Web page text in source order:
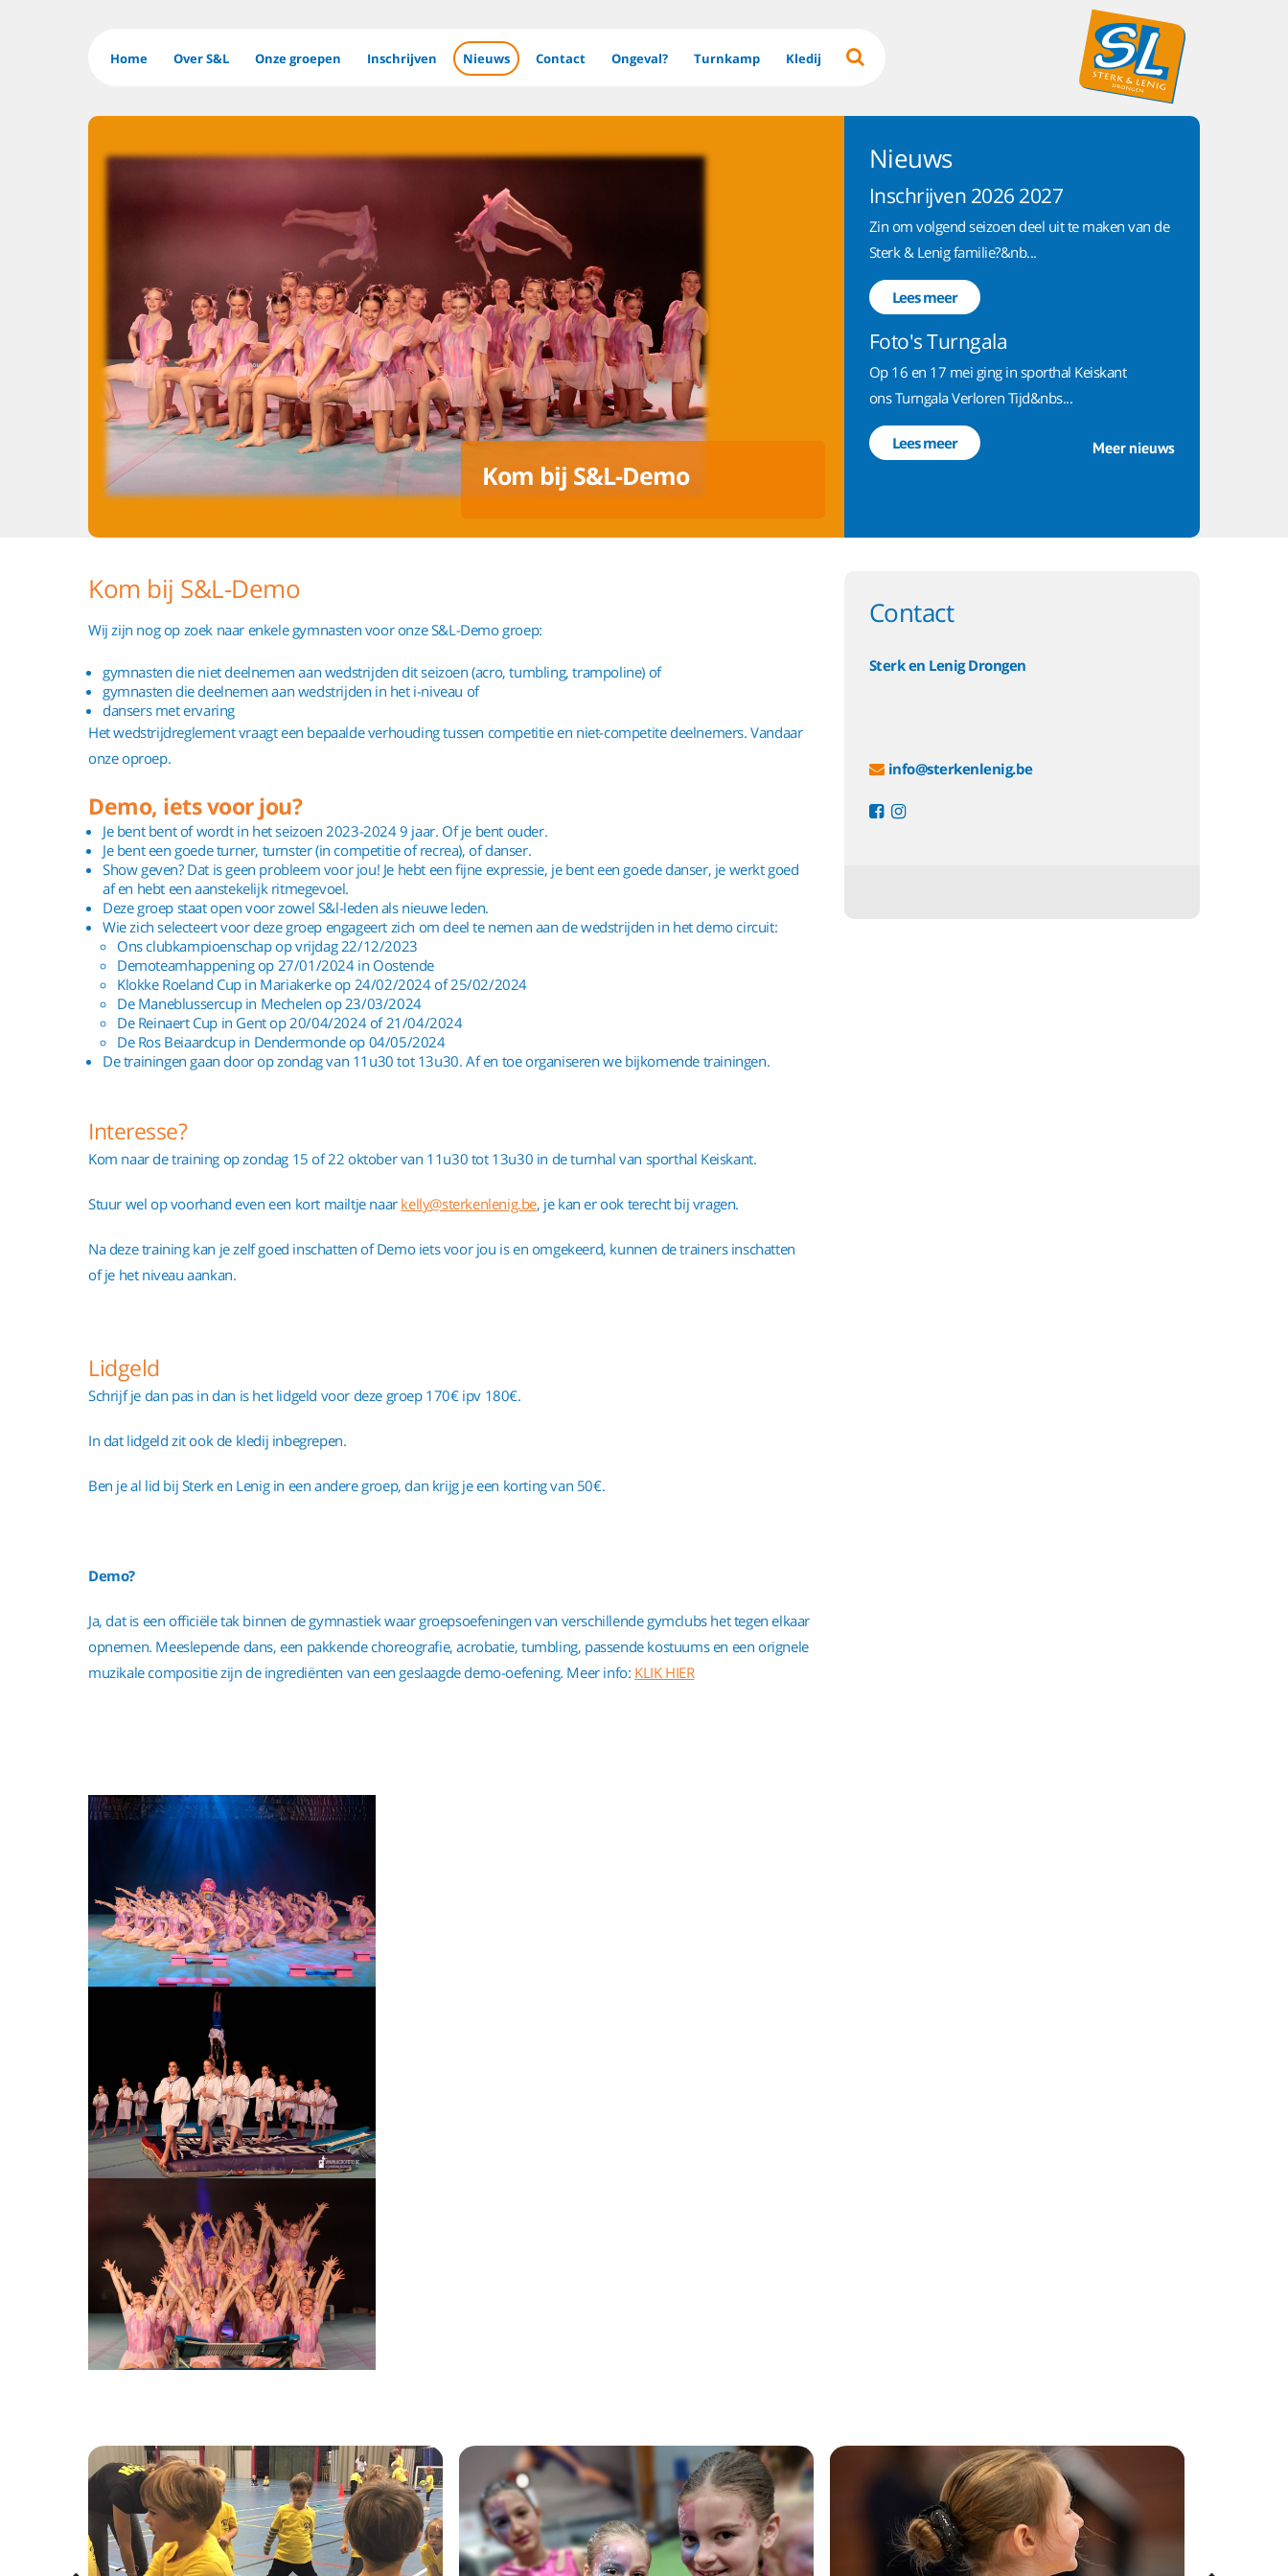
Home Over S&L Onze groepen Inschrijven Nieuws Contact Ongeval? Turnkamp Kledij
Kom bij S&L-Demo
Nieuws
Inschrijven 2026 2027
Zin om volgend seizoen deel uit te maken van de
Sterk & Lenig familie?&nb...
Lees meer
Foto's Turngala
Op 16 en 17 mei ging in sporthal Keiskant
ons Turngala Verloren Tijd&nbs...
Lees meer Meer nieuws
Kom bij S&L-Demo
Wij zijn nog op zoek naar enkele gymnasten voor onze S&L-Demo groep:
gymnasten die niet deelnemen aan wedstrijden dit seizoen (acro, tumbling, trampoline) of
gymnasten die deelnemen aan wedstrijden in het i-niveau of
dansers met ervaring
Het wedstrijdreglement vraagt een bepaalde verhouding tussen competitie en niet-competite deelnemers. Vandaar
onze oproep.
Demo, iets voor jou?
Je bent bent of wordt in het seizoen 2023-2024 9 jaar. Of je bent ouder.
Je bent een goede turner, turnster (in competitie of recrea), of danser.
Show geven? Dat is geen probleem voor jou! Je hebt een fijne expressie, je bent een goede danser, je werkt goed
af en hebt een aanstekelijk ritmegevoel.
Deze groep staat open voor zowel S&l-leden als nieuwe leden.
Wie zich selecteert voor deze groep engageert zich om deel te nemen aan de wedstrijden in het demo circuit:
Ons clubkampioenschap op vrijdag 22/12/2023
Demoteamhappening op 27/01/2024 in Oostende
Klokke Roeland Cup in Mariakerke op 24/02/2024 of 25/02/2024
De Maneblussercup in Mechelen op 23/03/2024
De Reinaert Cup in Gent op 20/04/2024 of 21/04/2024
De Ros Beiaardcup in Dendermonde op 04/05/2024
De trainingen gaan door op zondag van 11u30 tot 13u30. Af en toe organiseren we bijkomende trainingen.
Interesse?
Kom naar de training op zondag 15 of 22 oktober van 11u30 tot 13u30 in de turnhal van sporthal Keiskant.
Stuur wel op voorhand even een kort mailtje naar kelly@sterkenlenig.be, je kan er ook terecht bij vragen.
Na deze training kan je zelf goed inschatten of Demo iets voor jou is en omgekeerd, kunnen de trainers inschatten
of je het niveau aankan.
Lidgeld
Schrijf je dan pas in dan is het lidgeld voor deze groep 170€ ipv 180€.
In dat lidgeld zit ook de kledij inbegrepen.
Ben je al lid bij Sterk en Lenig in een andere groep, dan krijg je een korting van 50€.
Demo?
Ja, dat is een officiële tak binnen de gymnastiek waar groepsoefeningen van verschillende gymclubs het tegen elkaar
opnemen. Meeslepende dans, een pakkende choreografie, acrobatie, tumbling, passende kostuums en een orignele
muzikale compositie zijn de ingrediënten van een geslaagde demo-oefening. Meer info: KLIK HIER
Contact
Sterk en Lenig Drongen
info@sterkenlenig.be